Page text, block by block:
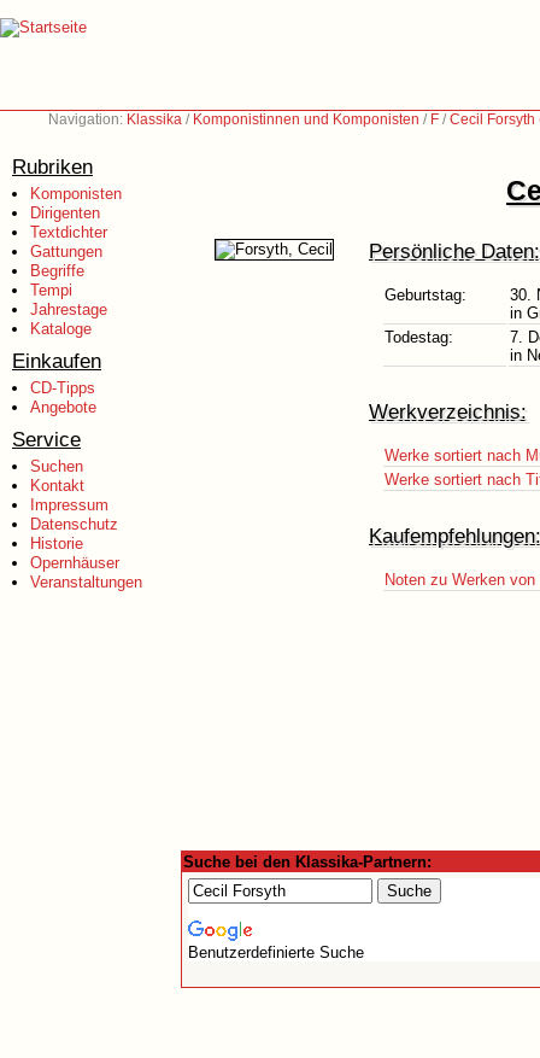
Navigation: Klassika / Komponistinnen und Komponisten / F /Cecil
Rubriken
Komponisten
Dirigenten
Textdichter
Gattungen
Begriffe
Tempi
Jahrestage
Kataloge
Einkaufen
CD-Tipps
Angebote
Service
Suchen
Kontakt
Impressum
Datenschutz
Historie
Opernhäuser
Veranstaltungen
Persönliche Daten:
Geburtstag:
30.
in
Todestag:
7.
in
Werkverzeichnis:
Werke sortiert nach
Werke sortiert nach
Kaufempfehlungen:
Noten zu Werken
Suche bei den Klassika-Partnern:
Benutzerdefinierte Suche